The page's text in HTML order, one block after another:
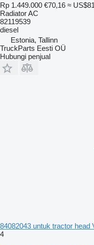
Rp 1.449.000 €70,16 ≈
Radiator AC
82119539
diesel
Estonia, Tallinn
TruckParts Eesti OÜ
Hubungi penjual
84082043 untuk tractor head
4